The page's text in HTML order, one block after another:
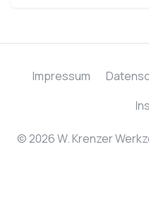
Impressum
© 2026 W. Krenzer